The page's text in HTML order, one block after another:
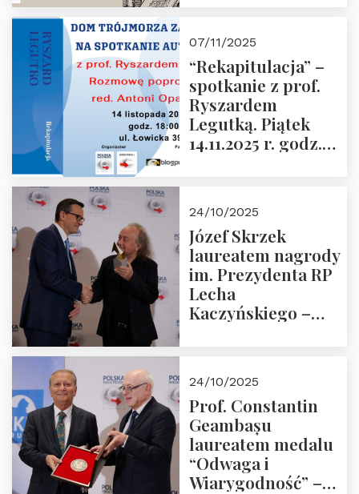
07/11/2025
“Rekapitulacja” –
spotkanie z prof.
Ryszardem
Legutką. Piątek
14.11.2025 r. godz.
24/10/2025
Józef Skrzek
laureatem nagrody
im. Prezydenta RP
Lecha
Kaczyńskiego –
24/10/2025
Prof. Constantin
Geambașu
laureatem medalu
“Odwaga i
Wiarygodność” –